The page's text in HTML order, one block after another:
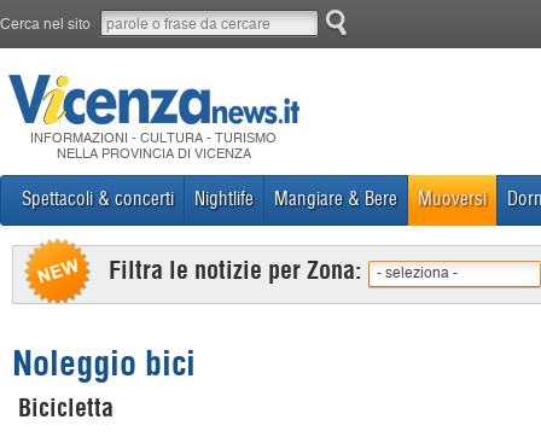
Cerca nel sito
INFORMAZIONI - CULTURA - TURISMO
NELLA PROVINCIA DI VICENZA
Spettacoli & concerti Nightlife Mangiare & Bere Muoversi
Filtra le notizie per Zona: - seleziona -
Noleggio bici
Bicicletta